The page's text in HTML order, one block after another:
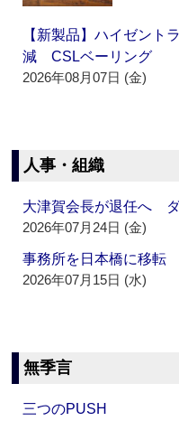
【新製品】ハイゼント
減 CSLベーリング
2026年08月07日 (金)
人事・組織
大津賀会長が退任へ
2026年07月24日 (金)
事務所を日本橋に移転
2026年07月15日 (水)
無季言
三つのPUSH